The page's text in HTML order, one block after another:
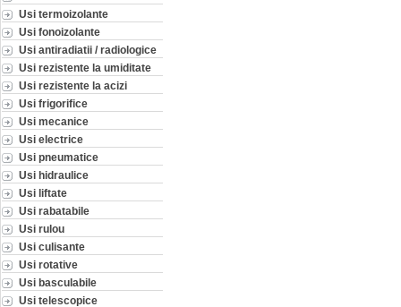
Usi termoizolante
Usi fonoizolante
Usi antiradiatii / radiologice
Usi rezistente la umiditate
Usi rezistente la acizi
Usi frigorifice
Usi mecanice
Usi electrice
Usi pneumatice
Usi hidraulice
Usi liftate
Usi rabatabile
Usi rulou
Usi culisante
Usi rotative
Usi basculabile
Usi telescopice